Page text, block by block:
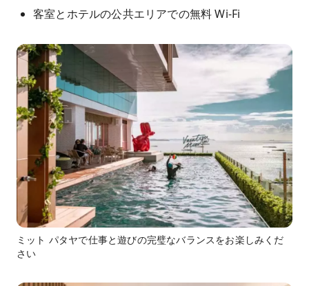
客室とホテルの公共エリアでの無料 Wi-Fi
ミット パタヤで仕事と遊びの完璧なバランスをお楽しみくだ
さい